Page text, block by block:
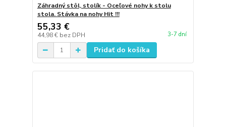
Záhradný stôl, stolík - Oceľové nohy k stolu
stola. Stávka na nohy Hit !!!
55,33 €
44,98 € bez DPH 3-7 dní
Pridať do košíka